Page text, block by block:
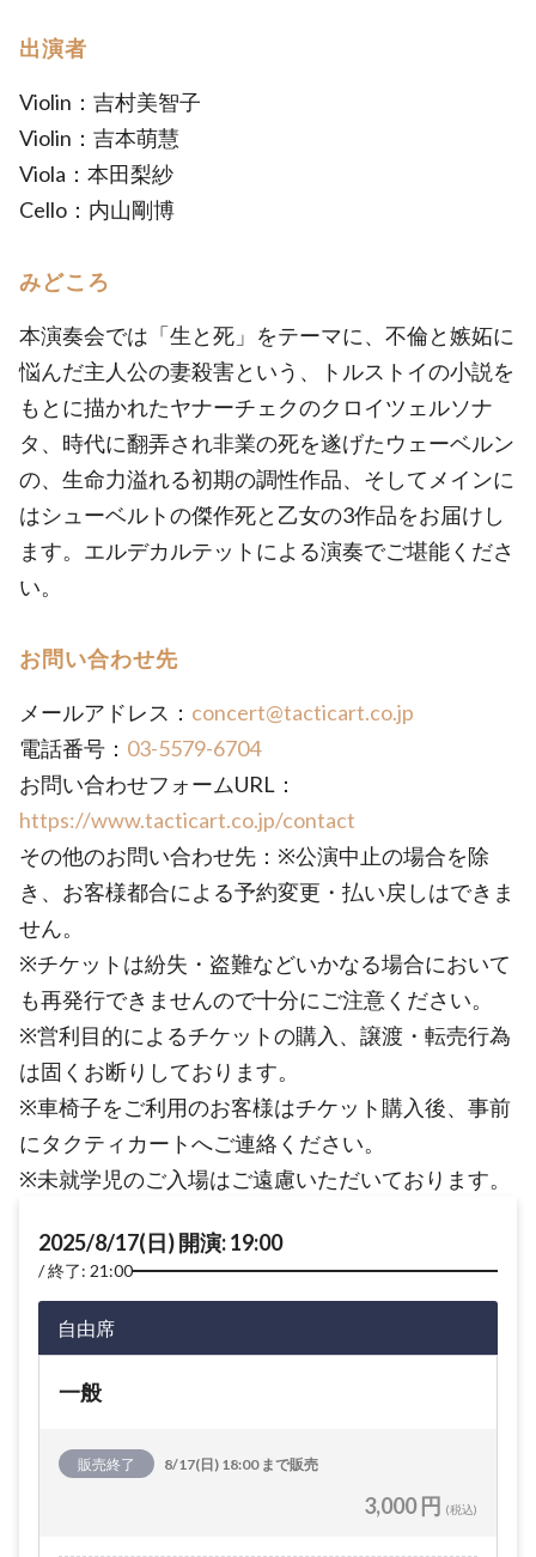
出演者
Violin：吉村美智子
Violin：吉本萌慧
Viola：本田梨紗
Cello：内山剛博
みどころ
本演奏会では「生と死」をテーマに、不倫と嫉妬に
悩んだ主人公の妻殺害という、トルストイの小説を
もとに描かれたヤナーチェクのクロイツェルソナ
タ、時代に翻弄され非業の死を遂げたウェーベルン
の、生命力溢れる初期の調性作品、そしてメインに
はシューベルトの傑作死と乙女の3作品をお届けし
ます。エルデカルテットによる演奏でご堪能くださ
い。
お問い合わせ先
メールアドレス： concert@tacticart.co.jp
電話番号： 03-5579-6704
お問い合わせフォームURL：
https://www.tacticart.co.jp/contact
その他のお問い合わせ先：※公演中止の場合を除
き、お客様都合による予約変更・払い戻しはできま
せん。
※チケットは紛失・盗難などいかなる場合において
も再発行できませんので十分にご注意ください。
※営利目的によるチケットの購入、譲渡・転売行為
は固くお断りしております。
※車椅子をご利用のお客様はチケット購入後、事前
にタクティカートへご連絡ください。
※未就学児のご入場はご遠慮いただいております。
2025/8/17(日) 開演: 19:00
終了: 21:00
自由席
一般
販売終了 8/17(日) 18:00 まで販売
3,000 円 (税込)